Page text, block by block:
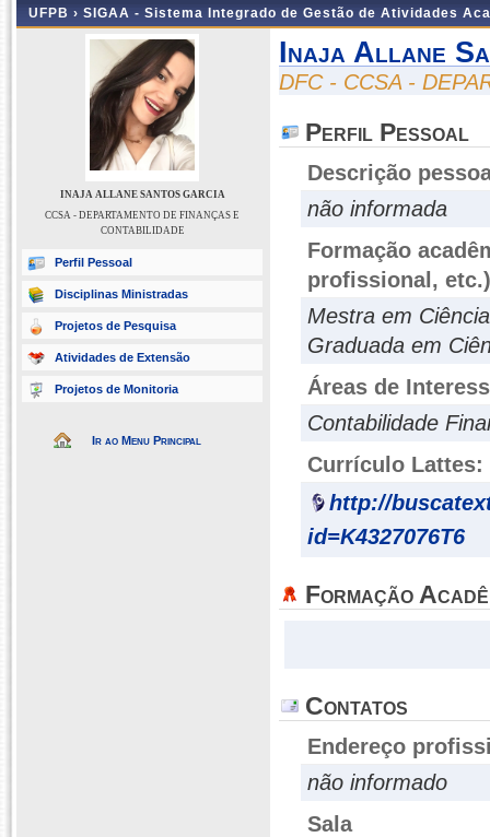
UFPB › SIGAA - Sistema Integrado de Gestão de Atividades
INAJA ALLANE SANTOS GARCIA
CCSA - DEPARTAMENTO DE FINANÇAS E
CONTABILIDADE
Perfil Pessoal
Disciplinas Ministradas
Projetos de Pesquisa
Atividades de Extensão
Projetos de Monitoria
Ir ao Menu Principal
Inaja Allane
DFC - CCSA -
Perfil Pessoal
Descrição
não informada
Formação
profissional, etc.)
Mestra em
Graduada em
Áreas de
Contabilidade
Currículo Lattes:
http://
id=K4327076T6
Formação
Contatos
Endereço
não informado
Sala